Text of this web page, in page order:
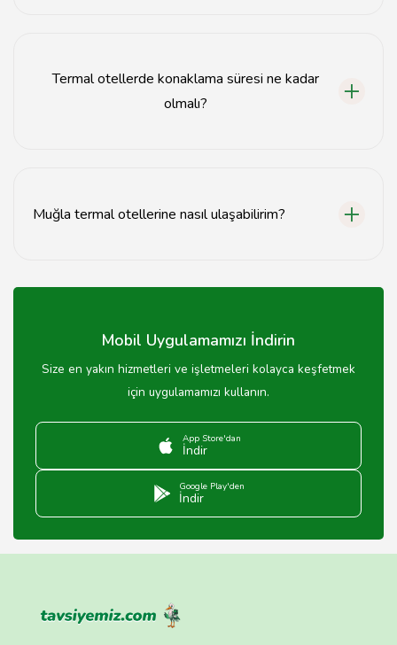
Termal otellerde konaklama süresi ne kadar
olmalı?
Muğla termal otellerine nasıl ulaşabilirim?
sağlanabilir.
Mobil Uygulamamızı İndirin
Size en yakın hizmetleri ve işletmeleri kolayca keşfetmek
için uygulamamızı kullanın.
App Store'dan
İndir
Google Play'den
İndir